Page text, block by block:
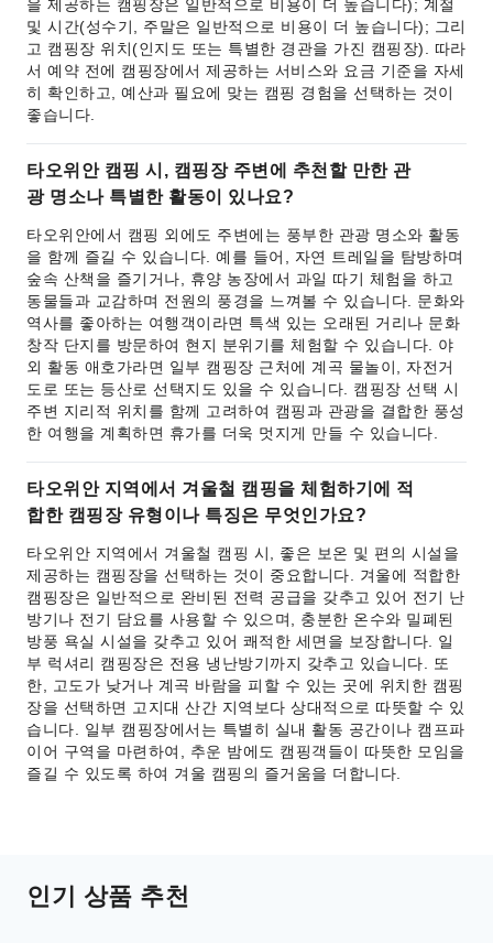
을 제공하는 캠핑장은 일반적으로 비용이 더 높습니다); 계절
및 시간(성수기, 주말은 일반적으로 비용이 더 높습니다); 그리
고 캠핑장 위치(인지도 또는 특별한 경관을 가진 캠핑장). 따라
서 예약 전에 캠핑장에서 제공하는 서비스와 요금 기준을 자세
히 확인하고, 예산과 필요에 맞는 캠핑 경험을 선택하는 것이
좋습니다.
타오위안 캠핑 시, 캠핑장 주변에 추천할 만한 관
광 명소나 특별한 활동이 있나요?
타오위안에서 캠핑 외에도 주변에는 풍부한 관광 명소와 활동
을 함께 즐길 수 있습니다. 예를 들어, 자연 트레일을 탐방하며
숲속 산책을 즐기거나, 휴양 농장에서 과일 따기 체험을 하고
동물들과 교감하며 전원의 풍경을 느껴볼 수 있습니다. 문화와
역사를 좋아하는 여행객이라면 특색 있는 오래된 거리나 문화
창작 단지를 방문하여 현지 분위기를 체험할 수 있습니다. 야
외 활동 애호가라면 일부 캠핑장 근처에 계곡 물놀이, 자전거
도로 또는 등산로 선택지도 있을 수 있습니다. 캠핑장 선택 시
주변 지리적 위치를 함께 고려하여 캠핑과 관광을 결합한 풍성
한 여행을 계획하면 휴가를 더욱 멋지게 만들 수 있습니다.
타오위안 지역에서 겨울철 캠핑을 체험하기에 적
합한 캠핑장 유형이나 특징은 무엇인가요?
타오위안 지역에서 겨울철 캠핑 시, 좋은 보온 및 편의 시설을
제공하는 캠핑장을 선택하는 것이 중요합니다. 겨울에 적합한
캠핑장은 일반적으로 완비된 전력 공급을 갖추고 있어 전기 난
방기나 전기 담요를 사용할 수 있으며, 충분한 온수와 밀폐된
방풍 욕실 시설을 갖추고 있어 쾌적한 세면을 보장합니다. 일
부 럭셔리 캠핑장은 전용 냉난방기까지 갖추고 있습니다. 또
한, 고도가 낮거나 계곡 바람을 피할 수 있는 곳에 위치한 캠핑
장을 선택하면 고지대 산간 지역보다 상대적으로 따뜻할 수 있
습니다. 일부 캠핑장에서는 특별히 실내 활동 공간이나 캠프파
이어 구역을 마련하여, 추운 밤에도 캠핑객들이 따뜻한 모임을
즐길 수 있도록 하여 겨울 캠핑의 즐거움을 더합니다.
인기 상품 추천